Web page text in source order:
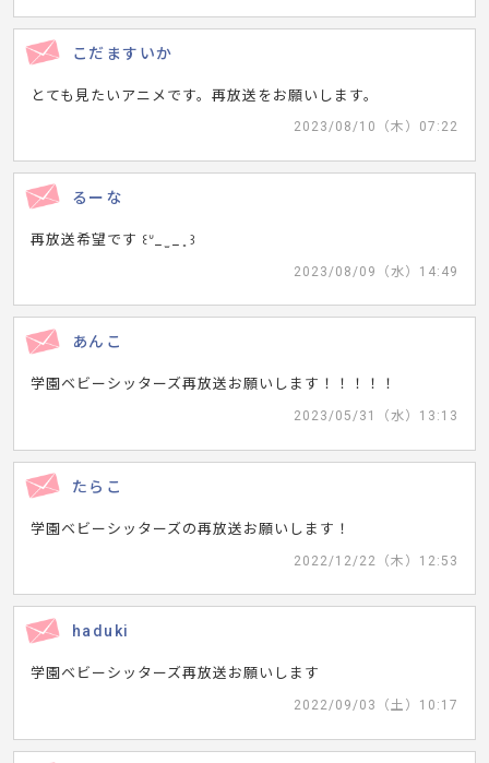
こだますいか
とても見たいアニメです。再放送をお願いします。
2023/08/10（木）07:22
るーな
再放送希望です ꒰ᐡ_ ̫ _ ̥ ꒱
2023/08/09（水）14:49
あんこ
学園ベビーシッターズ再放送お願いします！！！！！
2023/05/31（水）13:13
たらこ
学園ベビーシッターズの再放送お願いします！
2022/12/22（木）12:53
haduki
学園ベビーシッターズ再放送お願いします
2022/09/03（土）10:17